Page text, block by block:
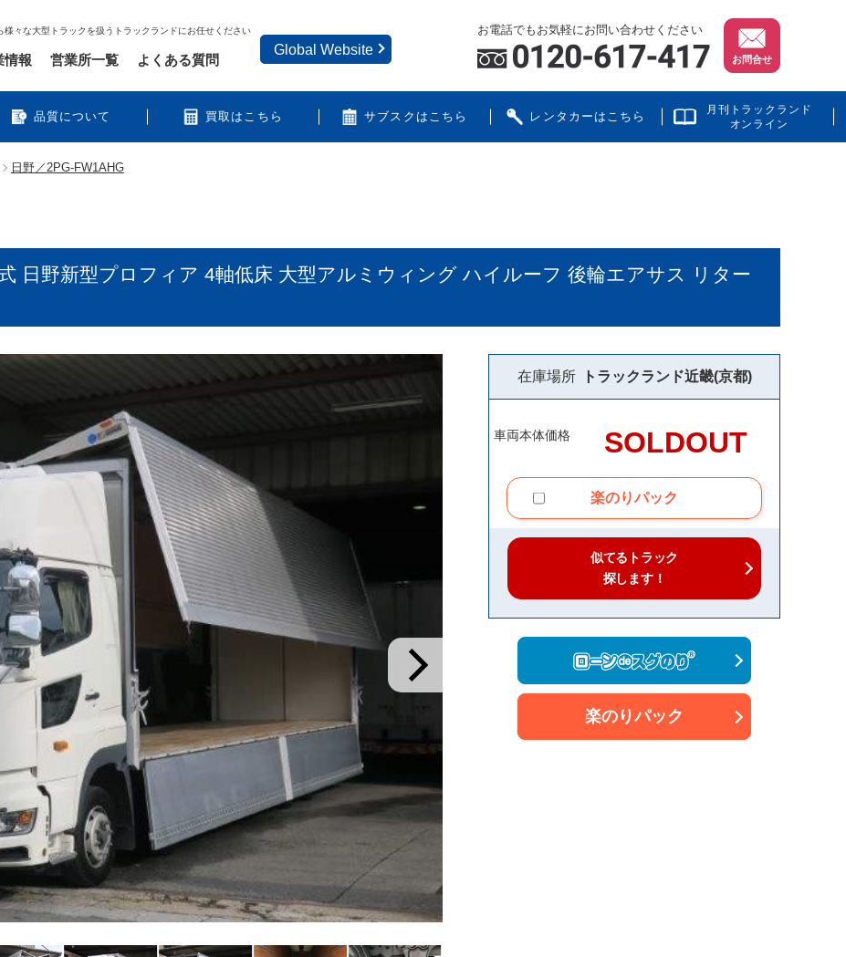
様々な大型トラックを扱うトラックランドにお任せください お電話でもお気軽にお問い合わせください
お問合せ
品質について 買取はこちら サブスクはこちら レンタカーはこちら
月刊トラックランド
オンライン
情報 営業所一覧 よくある質問
Global Website
日野／2PG-FW1AHG
日野新型プロフィア 4軸低床 大型アルミウィング ハイルーフ 後輪エアサス リター
在庫場所 トラックランド近畿(京都)
車両本体価格 SOLDOUT
楽のりパック
似てるトラック
探します！
楽のりパック